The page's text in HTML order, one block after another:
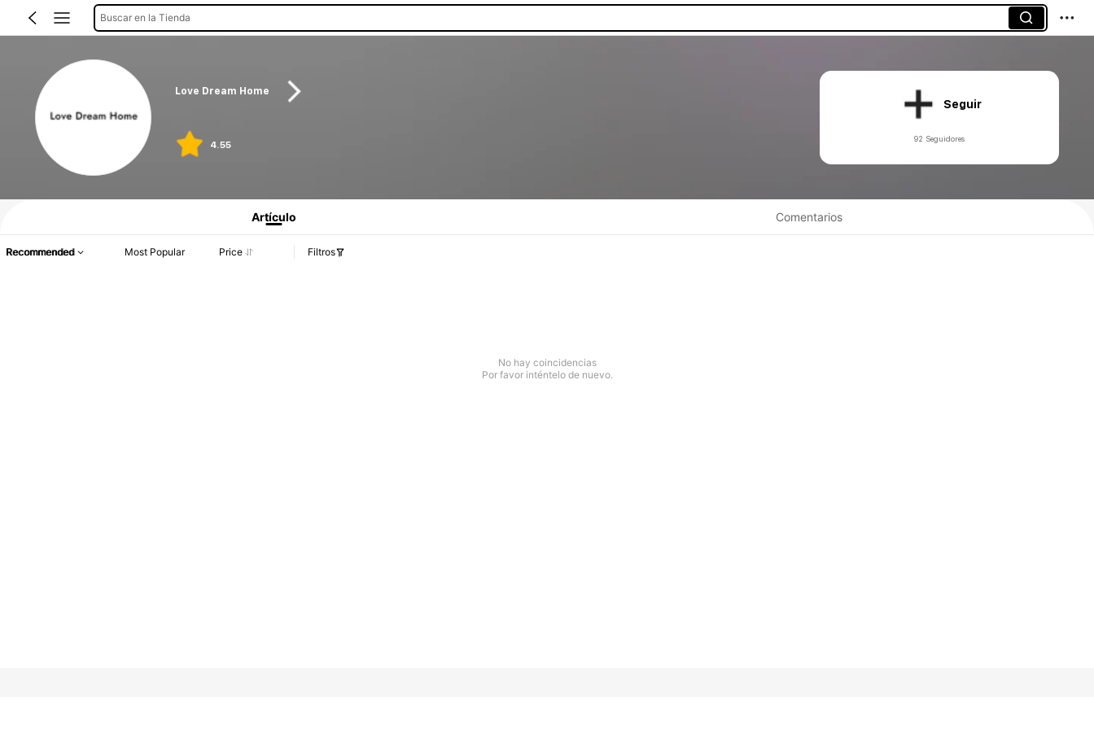
Buscar en la Tienda
Love Dream Home
4.55
Seguir
92 Seguidores
Artículo Comentarios
Recommended Most Popular Price Filtros
No hay coincidencias
Por favor inténtelo de nuevo.